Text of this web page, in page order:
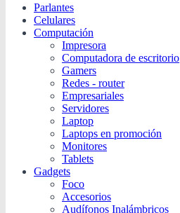
Parlantes
Celulares
Computación
Impresora
Computadora de escritorio
Gamers
Redes - router
Empresariales
Servidores
Laptop
Laptops en promoción
Monitores
Tablets
Gadgets
Foco
Accesorios
Audífonos Inalámbricos